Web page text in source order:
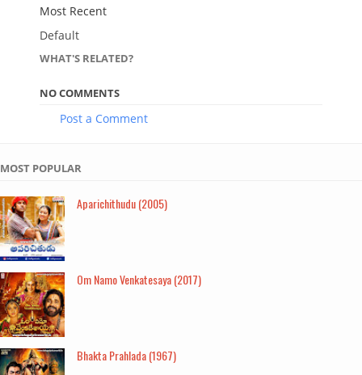
Most Recent
Default
WHAT'S RELATED?
NO COMMENTS
Post a Comment
MOST POPULAR
Aparichithudu (2005)
Om Namo Venkatesaya (2017)
Bhakta Prahlada (1967)